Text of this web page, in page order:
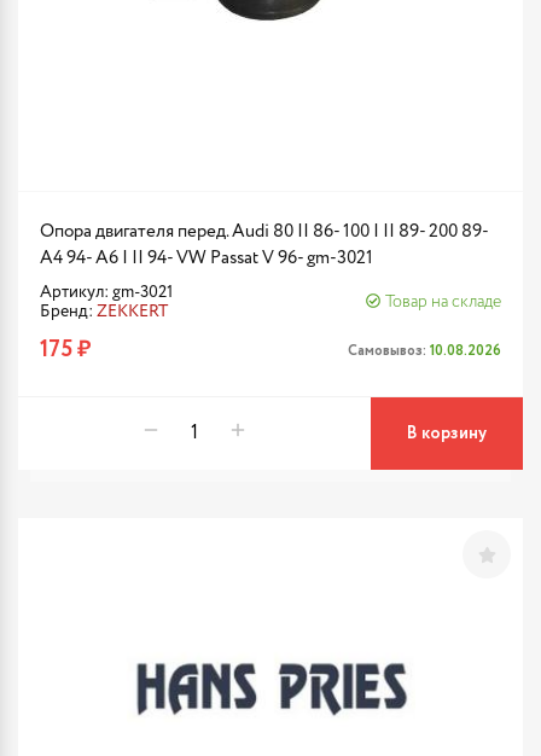
Опора двигателя перед. Audi 80 II 86- 100 I II 89- 200 89-
A4 94- A6 I II 94- VW Passat V 96- gm-3021
Артикул: gm-3021
Бренд: ZEKKERT
Товар на складе
175 ₽ Самовывоз: 10.08.2026
В корзину